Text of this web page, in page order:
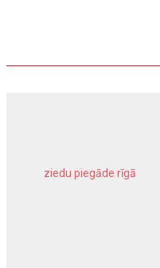
ziedu piegāde rīgā